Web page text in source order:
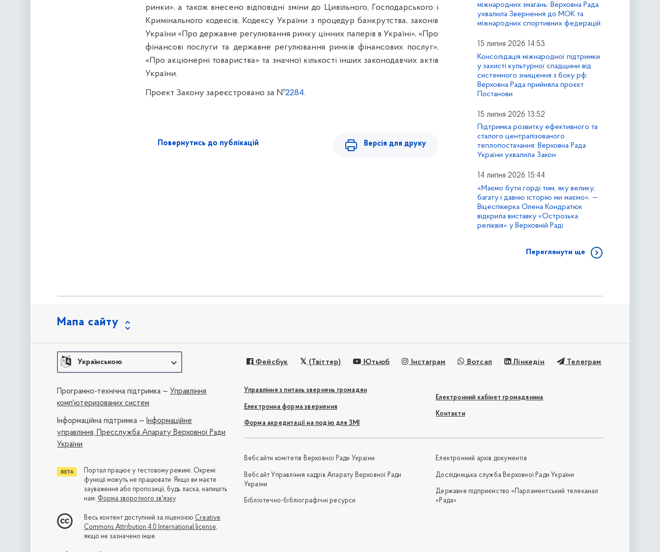
ринки», а також внесено відповідні зміни до Цивільного, Господарського і
Кримінального кодексів, Кодексу України з процедур банкрутства, законів
України «Про державне регулювання ринку цінних паперів в Україні», «Про
фінансові послуги та державне регулювання ринків фінансових послуг»,
«Про акціонерні товариства» та значної кількості інших законодавчих актів
України.
Проект Закону зареєстровано за №2284.
Повернутись до публікацій Версія для друку
міжнародних змагань: Верховна Рада
ухвалила Звернення до МОК та
міжнародних спортивних федерацій
15 липня 2026 14:53
Консолідація міжнародної підтримки
у захисті культурної спадщини від
системного знищення з боку рф:
Верховна Рада прийняла проєкт
Постанови
15 липня 2026 13:52
Підтримка розвитку ефективного та
сталого централізованого
теплопостачання: Верховна Рада
України ухвалила Закон
14 липня 2026 15:44
«Маємо бути горді тим, яку велику,
багату і давню історію ми маємо», —
Віцеспікерка Олена Кондратюк
відкрила виставку «Острозька
реліквія» у Верховній Раді
Переглянути ще
Мапа сайту
Українською Фейсбук (Твіттер) Ютьюб Інстаграм Вотсап Лінкедін Телеграм
Управління з питань звернень громадян
Електронна форма звернення
Форма акредитації на подію для ЗМІ
Електронний кабінет громадянина
Контакти
Вебсайти комітетів Верховної Ради України
Вебсайт Управління кадрів Апарату Верховної Ради
України
Бібліотечно-бібліографічні ресурси
Електронний архів документів
Дослідницька служба Верховної Ради України
Державне підприємство «Парламентський телеканал
«Рада»
Програмно-технічна підтримка — Управління
комп'ютеризованих систем
Iнформаційна підтримка —Інформаційне
управління, Пресслужба Апарату Верховної Ради
України
Портал працює у тестовому режимі. Окремі
функції можуть не працювати. Якщо ви маєте
зауваження або пропозиції, будь ласка, напишіть
нам: Форма зворотного зв'язку
Весь контент доступний за ліцензією Creative
Commons Attribution 4.0 International license,
якщо не зазначено інше